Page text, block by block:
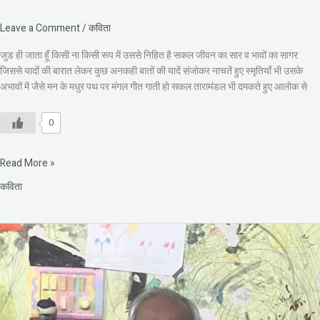
Leave a Comment/कविता
जुड ही जाता हूँ किसी ना किसी रूप में उससे निहित है सकल जीवन का सार व भावों का सागर
जिससे यादों की बारात लेकर कुछ अनकही बातों की यादें संजोकर नाचतें हुए स्मृतियाँ भी उसके
अभावों में जैसे मन के मधुर पथ पर मंगल गीत गाती हो सकल तारामंडल भी दमकते हुए आलोक से
0
Read More »
कविता
भक्ति
गीत-
कभी
तो
कृपा
करेंगे